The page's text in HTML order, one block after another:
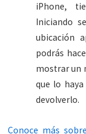
iPhone,
Iniciando
ubicación
podrás
mostrar un
que lo
devolverlo.
Conoce más